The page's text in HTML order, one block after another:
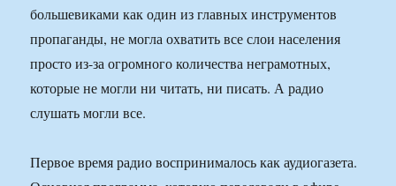
большевиками как один из главных инструментов
пропаганды, не могла охватить все слои населения
просто из-за огромного количества неграмотных,
которые не могли ни читать, ни писать. А радио
слушать могли все.
Первое время радио воспринималось как аудиогазета.